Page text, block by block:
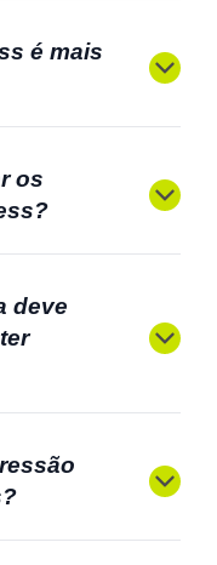
é mais
os
deve